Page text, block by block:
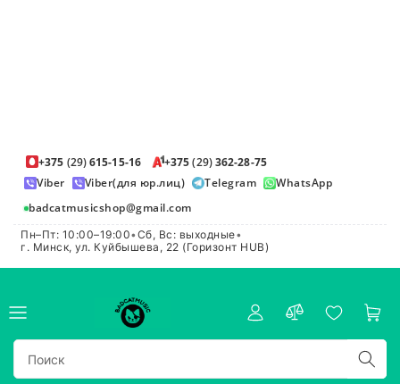
+375 (29)615-15-16 +375(29)362-28-75
Viber
Viber(для юр.лиц) Telegram
WhatsApp
badcatmusicshop@gmail.com
Пн–Пт: 10:00–19:00•Сб, Вс: выходные•
г. Минск, ул. Куйбышева, 22 (Горизонт HUB)